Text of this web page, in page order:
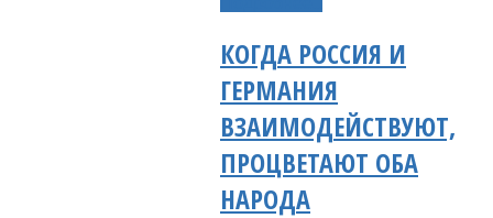
КОГДА РОССИЯ И
ГЕРМАНИЯ
ВЗАИМОДЕЙСТВУЮТ,
ПРОЦВЕТАЮТ ОБА
НАРОДА